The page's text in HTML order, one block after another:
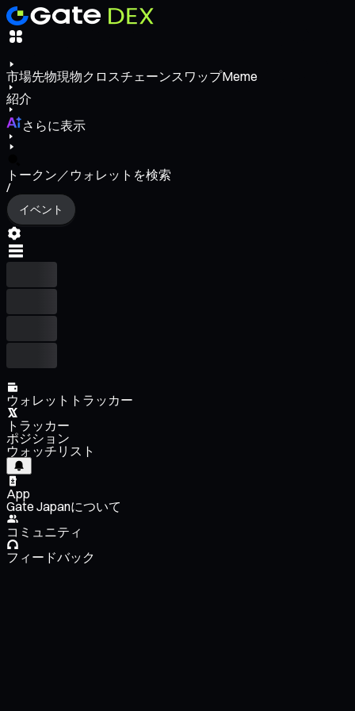
市場先物現物クロスチェーンスワップMeme
紹介
さらに表示
トークン／ウォレットを検索
/
イベント
ウォレットトラッカー
トラッカー
ポジション
ウォッチリスト
App
Gate Japanについて
コミュニティ
フィードバック